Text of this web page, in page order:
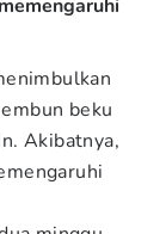
beku
Akibatnya,